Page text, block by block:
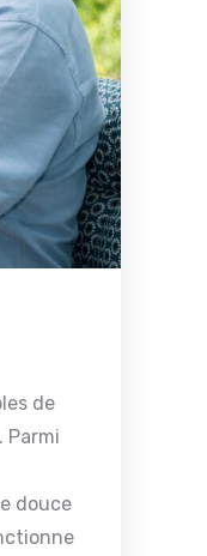
de
Parmi
douce